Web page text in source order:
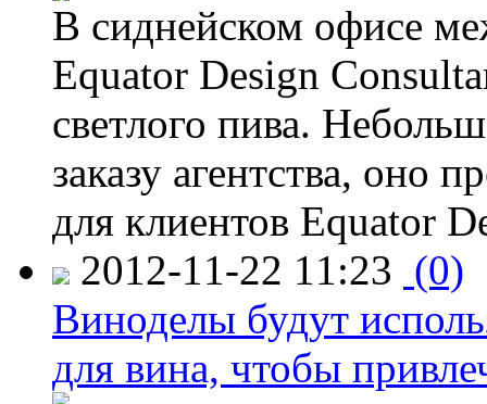
В сиднейском офисе
Equator Design
светлого пива.
заказу агентства, оно
для клиентов Equator
2012-11-22 11:23 (0)
Виноделы будут
для вина, чтобы